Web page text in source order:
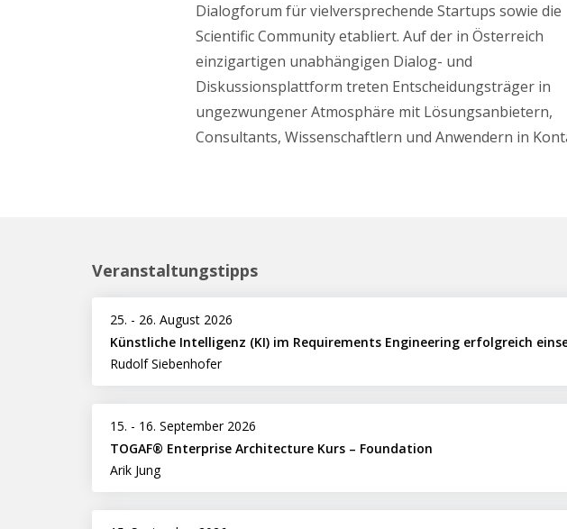
Dialogforum für vielversprechende Startups sowie die
Scientific Community etabliert. Auf der in Österreich
einzigartigen unabhängigen Dialog- und
Diskussionsplattform treten Entscheidungsträger in
ungezwungener Atmosphäre mit Lösungsanbietern,
Consultants, Wissenschaftlern und Anwendern in
Veranstaltungstipps
25. - 26. August 2026
Künstliche Intelligenz (KI) im Requirements Engineering erfolgreich
Rudolf Siebenhofer
15. - 16. September 2026
TOGAF® Enterprise Architecture Kurs – Foundation
Arik Jung